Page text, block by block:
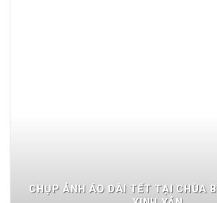
CHỤP ẢNH ÁO DÀI TẾT TẠI CHÙA